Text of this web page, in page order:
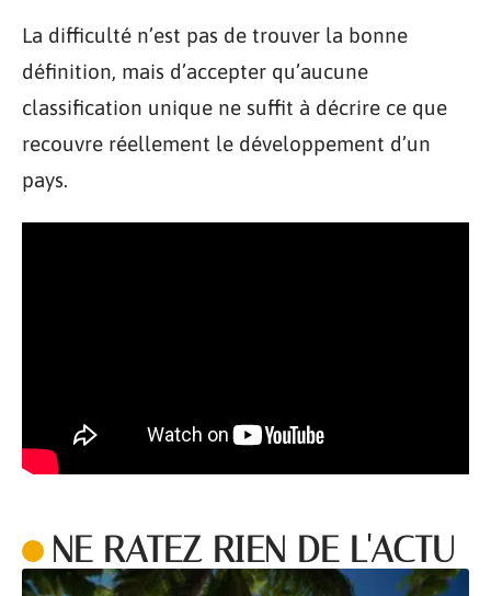
La difficulté n’est pas de trouver la bonne
définition, mais d’accepter qu’aucune
classification unique ne suffit à décrire ce que
recouvre réellement le développement d’un
pays.
NE RATEZ RIEN DE L'ACTU